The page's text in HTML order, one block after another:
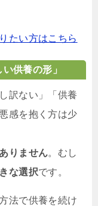
たい方はこちら
供養の形」
訳ない」「供養
感を抱く方は少
りません。むし
な選択です。
法で供養を続け